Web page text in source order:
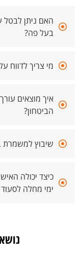
בעל פה?
מי צריך לדווח
איך מוצאים
הביטחון?
שיבוץ למשמרת
כיצד יכולה
ימי מחלה